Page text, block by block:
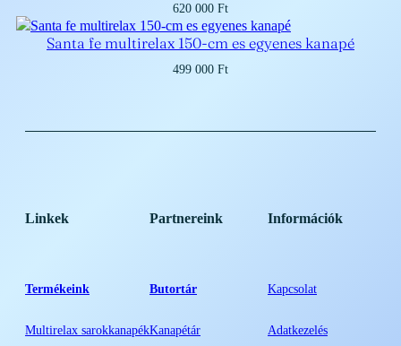
620 000 Ft
Santa fe multirelax 150-cm es egyenes kanapé
499 000 Ft
Linkek
Termékeink
Multirelax sarokkanapék
Partnereink
Butortár
Kanapétár
Információk
Kapcsolat
Adatkezelés